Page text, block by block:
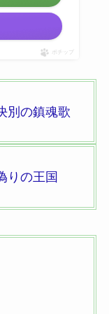
ポチップ
別の鎮魂歌
りの王国